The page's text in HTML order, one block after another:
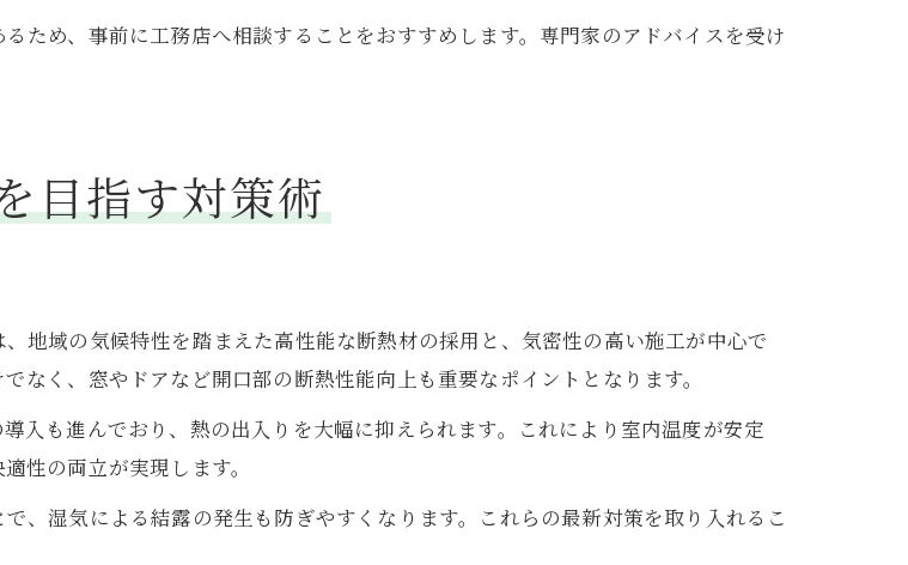
ため、事前に工務店へ相談することをおすすめします。専門家のアドバイスを受け
目指す対策術
地域の気候特性を踏まえた高性能な断熱材の採用と、気密性の高い施工が中心で
なく、窓やドアなど開口部の断熱性能向上も重要なポイントとなります。
入も進んでおり、熱の出入りを大幅に抑えられます。これにより室内温度が安定
性の両立が実現します。
、湿気による結露の発生も防ぎやすくなります。これらの最新対策を取り入れるこ